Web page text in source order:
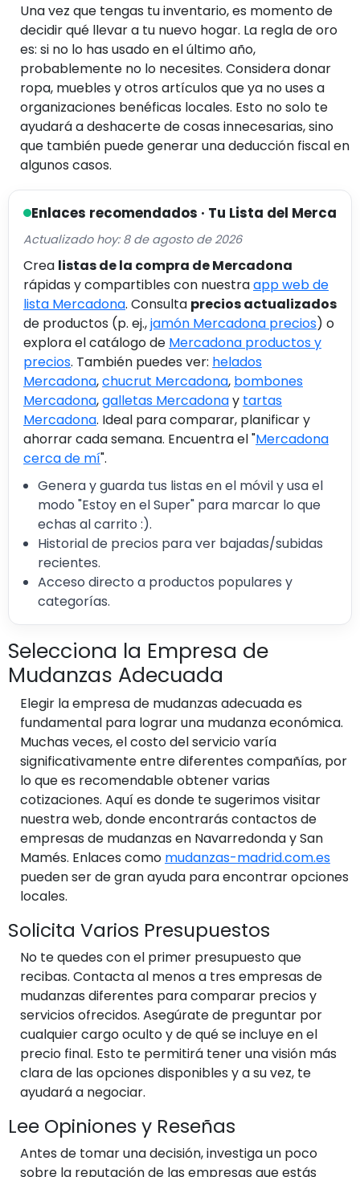
Una vez que tengas tu inventario, es momento de
decidir qué llevar a tu nuevo hogar. La regla de oro
es: si no lo has usado en el último año,
probablemente no lo necesites. Considera donar
ropa, muebles y otros artículos que ya no uses a
organizaciones benéficas locales. Esto no solo te
ayudará a deshacerte de cosas innecesarias, sino
que también puede generar una deducción fiscal en
algunos casos.
Enlaces recomendados · Tu Lista del Merca
Actualizado hoy: 8 de agosto de 2026
Crea listas de la compra de Mercadona
rápidas y compartibles con nuestraapp web de
lista Mercadona. Consulta precios actualizados
de productos (p. ej.,jamón Mercadona precios) o
explora el catálogo de Mercadona productos y
precios. También puedes ver: helados
Mercadona,chucrut Mercadona, bombones
Mercadona,galletas Mercadonay tartas
Mercadona. Ideal para comparar, planificar y
ahorrar cada semana. Encuentra el "Mercadona
cerca de mí".
Genera y guarda tus listas en el móvil y usa el
modo "Estoy en el Super" para marcar lo que
echas al carrito :).
Historial de precios para ver bajadas/subidas
recientes.
Acceso directo a productos populares y
categorías.
Selecciona la Empresa de
Mudanzas Adecuada
Elegir la empresa de mudanzas adecuada es
fundamental para lograr una mudanza económica.
Muchas veces, el costo del servicio varía
significativamente entre diferentes compañías, por
lo que es recomendable obtener varias
cotizaciones. Aquí es donde te sugerimos visitar
nuestra web, donde encontrarás contactos de
empresas de mudanzas en Navarredonda y San
Mamés. Enlaces como mudanzas-madrid.com.es
pueden ser de gran ayuda para encontrar opciones
locales.
Solicita Varios Presupuestos
No te quedes con el primer presupuesto que
recibas. Contacta al menos a tres empresas de
mudanzas diferentes para comparar precios y
servicios ofrecidos. Asegúrate de preguntar por
cualquier cargo oculto y de qué se incluye en el
precio final. Esto te permitirá tener una visión más
clara de las opciones disponibles y a su vez, te
ayudará a negociar.
Lee Opiniones y Reseñas
Antes de tomar una decisión, investiga un poco
sobre la reputación de las empresas que estás